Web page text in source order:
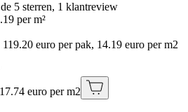
5 sterren, 1 klantreview
per m²
euro per pak, 14.19 euro per m2
euro per m2